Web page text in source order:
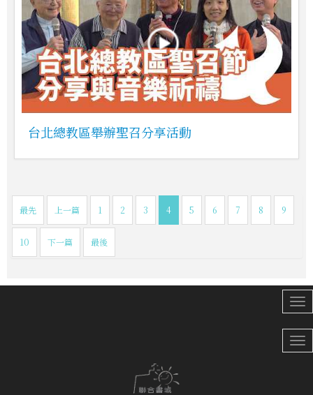
台北總教區舉辦聖召分享活動
最先 上一篇 1 2 3 4 5 6 7 8 9
10 下一篇 最後